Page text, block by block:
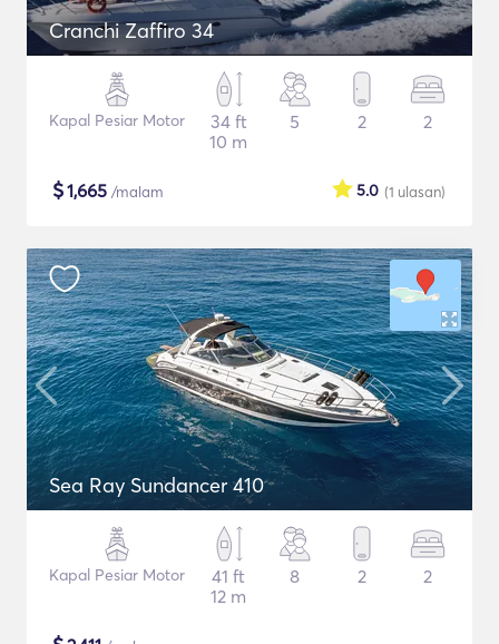
Cranchi Zaffiro 34
Kapal Pesiar Motor
34 ft
10 m
5 2 2
$1,665 /malam (1 ulasan)
5.0
Sea Ray Sundancer 410
Kapal Pesiar Motor
41 ft
12 m
8 2 2